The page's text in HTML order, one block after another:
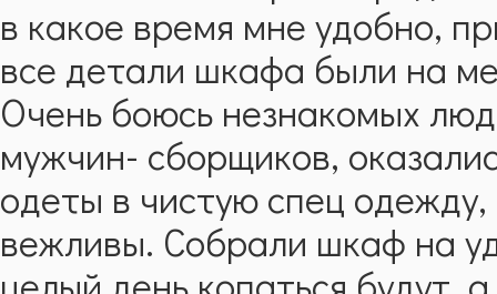
в какое время мне удобно,
все детали шкафа были на
Очень боюсь незнакомых
мужчин- сборщиков,
одеты в чистую спец
вежливы. Собрали шкаф на